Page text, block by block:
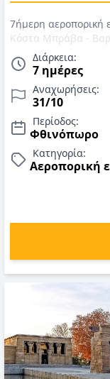
7ήμερη αεροπορική
Κόστα Μπράβα -
εισιτήρια με
και δείπνα),
Οκτώβριος 2026.
Διάρκεια:
7 ημέρες
Αναχωρήσεις:
31/10
Περίοδος:
Φθινόπωρο
Κατηγορία:
Αεροπορική